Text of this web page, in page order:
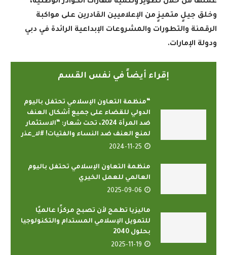
وخلق جيلٍ متميزٍ من الإعلاميين القادرين على مواكبة
الرقمنة والتطورات والمشروعات الإبداعية الرائدة في دبي
ودولة الإمارات.
إقراء أيضاً في نفس القسم
“منظمة التعاون الإسلامي تحتفل باليوم
الدولي للقضاء على جميع أشكال العنف
ضد المرأة 2024، تحت شعار: “الاستثمار
لمنع العنف ضد النساء والفتيات! #لا_عذر
2024-11-25
منظمة التعاون الإسلامي تحتفل باليوم
العالمي للعمل الخيري
2025-09-06
ماليزيا تطمح لأن تصبح مركزًا عالميًا
للتمويل الإسلامي المستدام والتكنولوجيا
بحلول 2040
2025-11-19